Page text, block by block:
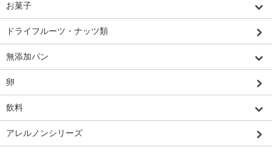
お菓子
ドライフルーツ・ナッツ類
無添加パン
卵
飲料
アレルノンシリーズ